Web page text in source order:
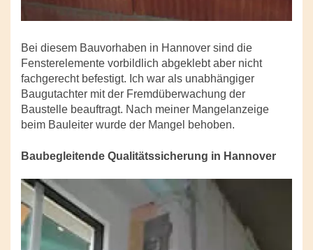
Bei diesem Bauvorhaben in Hannover sind die
Fensterelemente vorbildlich abgeklebt aber nicht
fachgerecht befestigt. Ich war als unabhängiger
Baugutachter mit der Fremdüberwachung der
Baustelle beauftragt. Nach meiner Mangelanzeige
beim Bauleiter wurde der Mangel behoben.
Baubegleitende Qualitätssicherung in Hannover